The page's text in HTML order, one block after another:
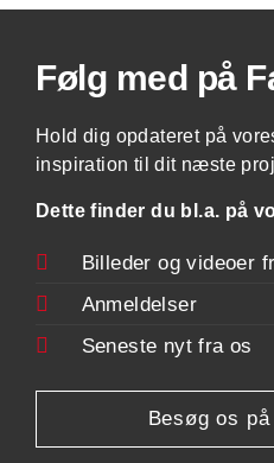
Følg med på
Hold dig opdateret på
inspiration til dit næste
Dette finder du bl.a. på
Billeder og videoer
Anmeldelser
Seneste nyt fra os
Besøg os